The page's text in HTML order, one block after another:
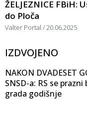
ŽELJEZNICE FBiH:
do Ploča
Valter Portal 20.06.2025
IZDVOJENO
NAKON DVADESET
SNSD-a: RS se
grada godišnje